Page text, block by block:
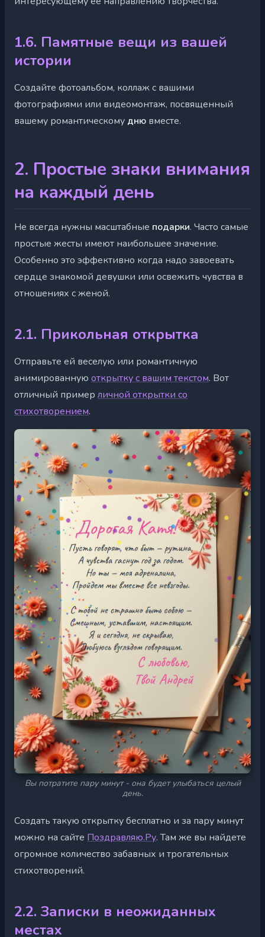
1.6. Памятные вещи из вашей
истории
Создайте фотоальбом, коллаж с вашими
фотографиями или видеомонтаж, посвященный
вашему романтическому дню вместе.
2. Простые знаки внимания
на каждый день
Не всегда нужны масштабные подарки. Часто самые
простые жесты имеют наибольшее значение.
Особенно это эффективно когда надо завоевать
сердце знакомой девушки или освежить чувства в
отношениях с женой.
2.1. Прикольная открытка
Отправьте ей веселую или романтичную
анимированную открытку с вашим текстом. Вот
отличный пример личной открытки со
стихотворением.
Вы потратите пару минут - она будет улыбаться целый
день.
Создать такую открытку бесплатно и за пару минут
можно на сайте Поздравляю.Ру. Там же вы найдете
огромное количество забавных и трогательных
стихотворений.
2.2. Записки в неожиданных
местах